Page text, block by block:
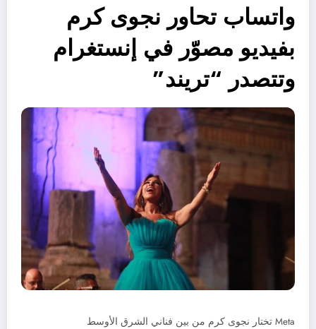
واتساب تحاور نجوى كرم
بفيديو مصوّر في إنستغرام
وتتصدر “تريند”
Meta تختار نجوى كرم من بين فناني الشرق الأوسط